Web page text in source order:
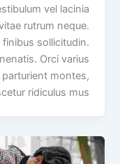
vel lacinia
rutrum neque.
sollicitudin.
Orci varius
montes,
ridiculus mus.